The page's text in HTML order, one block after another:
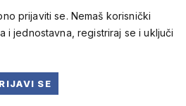
prijaviti se. Nemaš korisnički
i jednostavna, registriraj se i uključi
SE